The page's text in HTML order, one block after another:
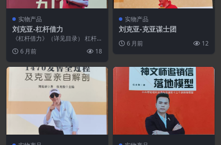
实物产品
刘克亚-杠杆借力
《杠杆借力》（详见目录） 杠杆
一，哪怕你不懂发售，但...
6 月前 18
实物产品
刘克亚-克亚谋士团
6 月前 12